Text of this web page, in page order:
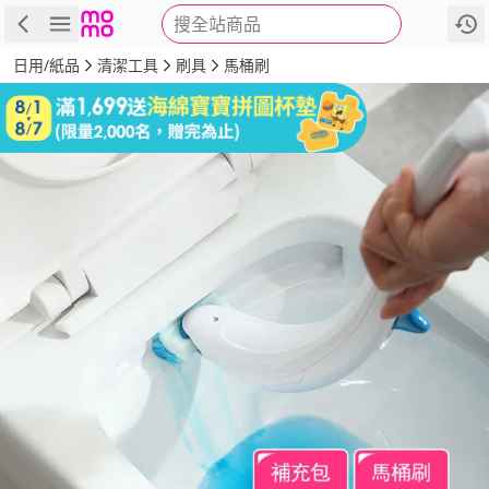
搜全站商品
商品 評價 詳情
日用/紙品 清潔工具 刷具 馬桶刷